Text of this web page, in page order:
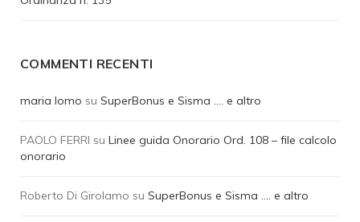
COMMENTI RECENTI
maria lomo su SuperBonus e Sisma …. e altro
PAOLO FERRI su Linee guida Onorario Ord. 108 – file calcolo
onorario
Roberto Di Girolamo su SuperBonus e Sisma …. e altro